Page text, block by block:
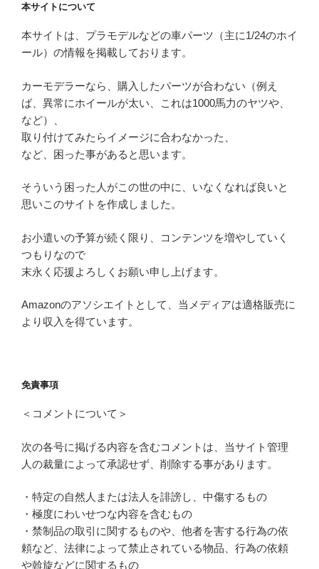
本サイトについて
本サイトは、プラモデルなどの車パーツ（主に1/24のホイ
ール）の情報を掲載しております。
カーモデラーなら、購入したパーツが合わない（例え
ば、異常にホイールが太い、これは1000馬力のヤツや、
など）、
取り付けてみたらイメージに合わなかった、
など、困った事があると思います。
そういう困った人がこの世の中に、いなくなれば良いと
思いこのサイトを作成しました。
お小遣いの予算が続く限り、コンテンツを増やしていく
つもりなので
末永く応援よろしくお願い申し上げます。
Amazonのアソシエイトとして、当メディアは適格販売に
より収入を得ています。
免責事項
＜コメントについて＞
次の各号に掲げる内容を含むコメントは、当サイト管理
人の裁量によって承認せず、削除する事があります。
・特定の自然人または法人を誹謗し、中傷するもの
・極度にわいせつな内容を含むもの
・禁制品の取引に関するものや、他者を害する行為の依
頼など、法律によって禁止されている物品、行為の依頼
や斡旋などに関するもの